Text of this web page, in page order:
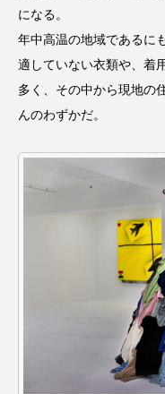
になる。
年中高温の地域であるに
適していない衣類や、着
多く、その中から現地の
んのわずかだ。